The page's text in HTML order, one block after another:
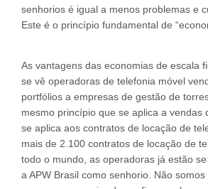
senhorios é igual a menos problemas e
Este é o princípio fundamental de
As vantagens das economias de escala
se vê operadoras de telefonia móvel
portfólios a empresas de gestão de
mesmo princípio que se aplica a vendas
se aplica aos contratos de locação de
mais de 2.100 contratos de locação de
todo o mundo, as operadoras já estão
a APW Brasil como senhorio. Não